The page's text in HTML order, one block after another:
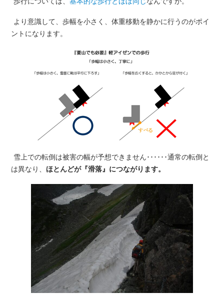
より意識して、歩幅を小さく、体重移動を静かに行うのがポイ
ントになります。
雪上での転倒は被害の幅が予想できません･･････通常の転倒と
は異なり、 ほとんどが『滑落』につながります。